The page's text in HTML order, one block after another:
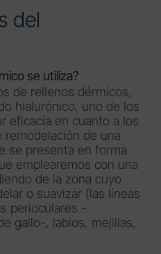
del
se utiliza?
de rellenos dérmicos,
hialurónico, uno de los
eficacia en cuanto a los
de una
se presenta en forma
emplearemos con una
de la zona cuyo
o suavizar (las líneas
perioculares -
gallo-, labios, mejillas,